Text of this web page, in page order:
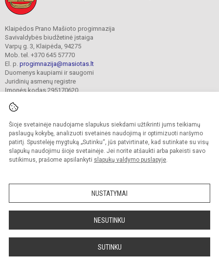
Šioje svetainėje naudojame slapukus siekdami užtikrinti jums teikiamų
paslaugų kokybę, analizuoti svetainės naudojimą ir optimizuoti naršymo
patirtį. Spustelėję mygtuką „Sutinku“, jūs patvirtinate, kad sutinkate su visų
slapukų naudojimu šioje svetainėje. Jei norite atšaukti arba pakeisti savo
sutikimus, prašome apsilankyti slapukų valdymo puslapyje.
NUSTATYMAI
NESUTINKU
SUTINKU
Klaipėdos Prano Mašioto progimnazija
Savivaldybės biudžetinė įstaiga
Varpų g. 3, Klaipėda, 94275
Mob. tel. +370 645 57770
El. p. progimnazija@masiotas.lt
Duomenys kaupiami ir saugomi
Juridinių asmenų registre
Įmonės kodas 295170620
© 2022. Klaipėdos Prano Mašioto progimnazija. Visos teisės saugomos.
Kopijuoti turinį be raštiško įstaigos administracijos sutikimo griežtai draudžiama.
Prieinamumo paraiška Slapukų valdymas
Sumanus būdas atnaujinti